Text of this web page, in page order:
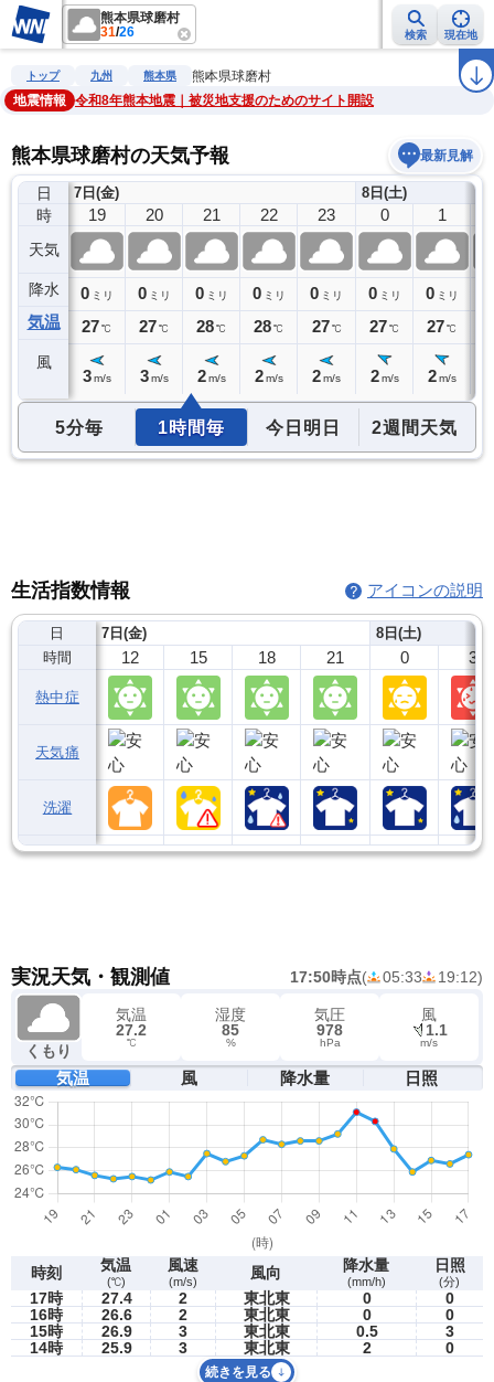
熊本県球磨村
31/26 検索 現在地
雨雲レーダー 台風情報 地震情報 ラ
トップ 九州 熊本県
熊本県球磨村
地震情報
令和8年熊本地震｜被災地支援のためのサイト開設
熊本県球磨村の天気予報 最新見解
日
時
天気
降水
気温
風
7日(金)
18
0ミリ
27℃
19
0 ミリ
27℃
3 m/s
20
0 ミリ
27℃
3 m/s
21
0 ミリ
28℃
2 m/s
22
0 ミリ
28℃
2 m/s
23
0 ミリ
27 ℃
2m/s
8日(土)
0
0 ミリ
27℃
2 m/s
1
0 ミリ
27℃
2 m/s
5分毎 1時間毎 今日明日 2週間天気
生活指数情報 アイコンの説明
日
時間
熱中症
天気痛
洗濯
7日(金)
12 15 18 21
8日(土)
0 3
実況天気・観測値 17:50時点( 05:33 19:12)
くもり
気温
27.2
℃
湿度
85
%
気圧
978
hPa
風
1.1
m/s
気温 風 降水量 日照
時刻 気温
(℃)
風速
(m/s) 風向 降水量
(mm/h)
日照
(分)
17時 27.4 2 東北東 0
0
16時
26.6 2 東北東 0
0
15時
26.9 3 東北東 0.5
3
14時
25.9 3 東北東 2 0
続きを見る